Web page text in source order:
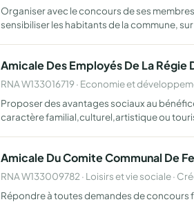
Organiser avec le concours de ses
sensibiliser les habitants de la commune,
Amicale Des Employés De La Régie
RNA W133016719 · Economie et
Proposer des avantages sociaux au
caractère familial,culturel,artistique ou
Amicale Du Comite Communal De
RNA W133009782 · Loisirs et vie sociale ·
Répondre à toutes demandes de